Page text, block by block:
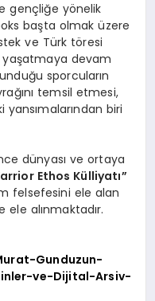
gençliğe yönelik
başta olmak üzere
ve Türk töresi
yaşatmaya devam
sporcuların
temsil etmesi,
biri
dünyası ve ortaya
Ethos Külliyatı”
felsefesini ele alan
ele alınmaktadır.
Gunduzun-
ve-Dijital-Arsiv-